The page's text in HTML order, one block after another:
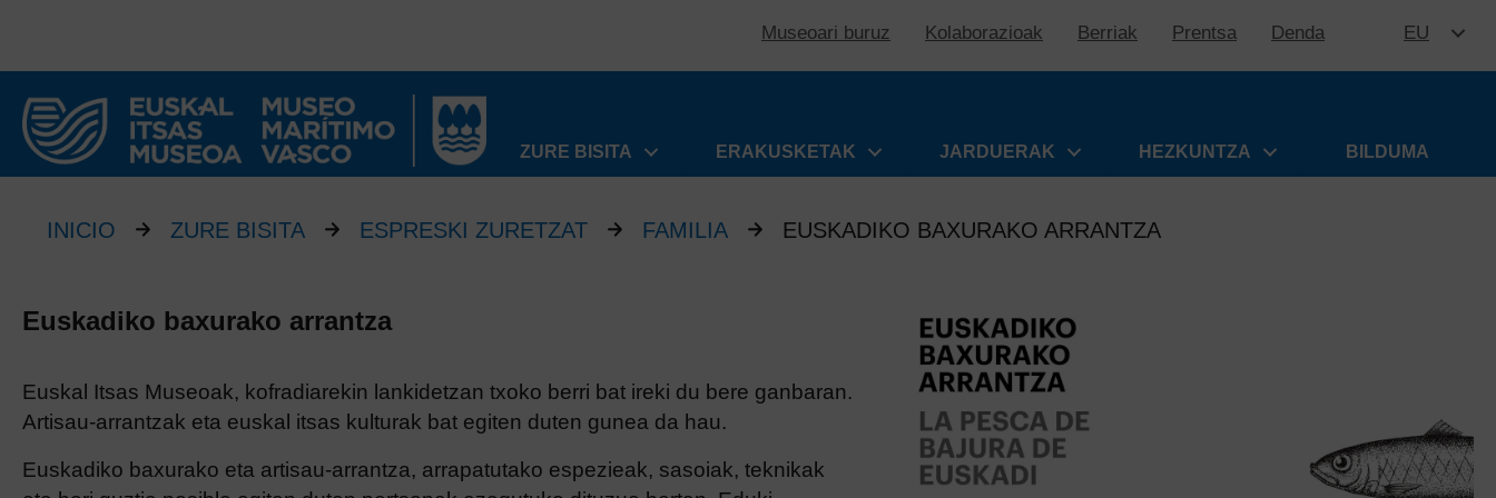
Museoari buruz Kolaborazioak Berriak Prentsa Denda EU
ZURE BISITA
ERAKUSKETAK JARDUERAK HEZKUNTZA BILDUMA
INICIO ZURE BISITA ESPRESKI ZURETZAT FAMILIA EUSKADIKO BAXURAKO ARRANTZA
Euskadiko baxurako arrantza
Euskal Itsas Museoak, kofradiarekin lankidetzan txoko berri bat ireki du bere ganbaran.
Artisau-arrantzak eta euskal itsas kulturak bat egiten duten gunea da hau.
Euskadiko baxurako eta artisau-arrantza, arrapatutako espezieak, sasoiak, teknikak